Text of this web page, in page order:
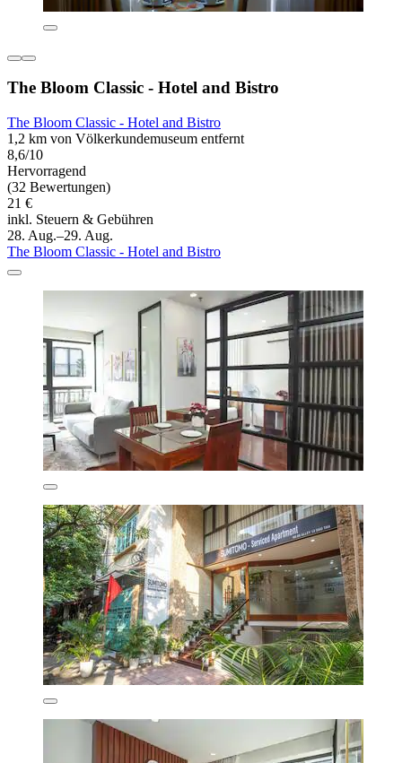
The Bloom Classic - Hotel and Bistro
The Bloom Classic - Hotel and Bistro
1,2 km von Völkerkundemuseum entfernt
8,6/10
Hervorragend
(32 Bewertungen)
21 €
inkl. Steuern & Gebühren
28. Aug.–29. Aug.
The Bloom Classic - Hotel and Bistro